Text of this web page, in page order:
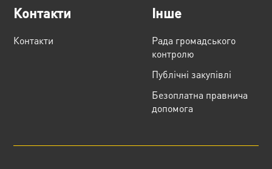
Контакти
Контакти
Інше
Рада громадського
контролю
Публічні закупівлі
Безоплатна правнича
допомога